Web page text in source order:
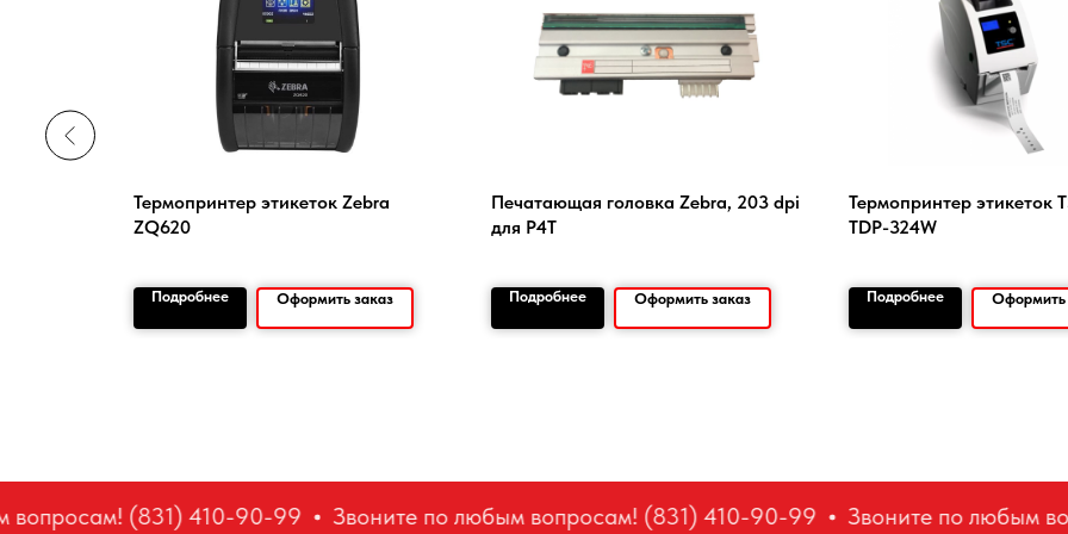
Термопринтер этикеток Zebra
ZQ620
Подробнее Оформить заказ
Печатающая головка Zebra, 203 dpi
для P4T
Подробнее Оформить заказ
Термопринтер этикеток
TDP-324W
Подробнее Оформить
(831) 410-90-99 Звоните по любым вопросам! (831) 410-90-99 Звоните по любым